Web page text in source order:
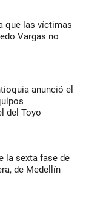
que las víctimas
Vargas no
anunció el
del Toyo
la sexta fase de
de Medellín